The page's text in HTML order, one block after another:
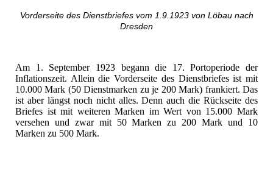
Vorderseite des Dienstbriefes vom 1.9.1923 von Löbau nach
Dresden
Am 1. September 1923 begann die 17. Portoperiode der
Inflationszeit. Allein die Vorderseite des Dienstbriefes ist mit
10.000 Mark (50 Dienstmarken zu je 200 Mark) frankiert. Das
ist aber längst noch nicht alles. Denn auch die Rückseite des
Briefes ist mit weiteren Marken im Wert von 15.000 Mark
versehen und zwar mit 50 Marken zu 200 Mark und 10
Marken zu 500 Mark.